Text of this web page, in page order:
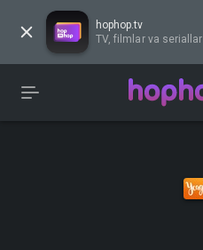
hophop.tv
TV, filmlar va seriallar